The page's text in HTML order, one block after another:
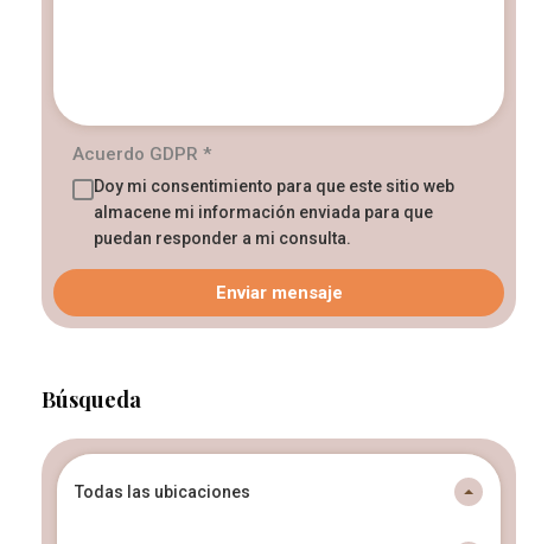
Acuerdo GDPR *
Doy mi consentimiento para que este sitio web
almacene mi información enviada para que
puedan responder a mi consulta.
Búsqueda
Todas las ubicaciones